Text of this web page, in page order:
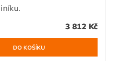
3 812 Kč